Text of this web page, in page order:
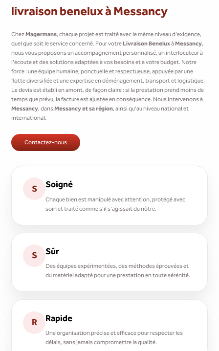
livraison benelux à Messancy
ChezMagermans, chaque projet est traité avec le même niveau d'exigence,
quel que soit le service concerné. Pour votreLivraison BeneluxàMessancy,
nous vous proposons un accompagnement personnalisé, un interlocuteur à
l'écoute et des solutions adaptées à vos besoins et à votre budget. Notre
force : une équipe humaine, ponctuelle et respectueuse, appuyée par une
flotte diversifiée et une expertise en déménagement, transport et logistique.
Le devis est établi en amont, de façon claire : si la prestation prend moins de
temps que prévu, la facture est ajustée en conséquence. Nous intervenons à
Messancy, dansMessancy et sa région, ainsi qu'au niveau national et
international.
Contactez-nous
S Soigné
Chaque bien est manipulé avec attention, protégé avec
soin et traité comme s'il s'agissait du nôtre.
S Sûr
Des équipes expérimentées, des méthodes éprouvées et
du matériel adapté pour une prestation en toute sérénité.
R Rapide
Une organisation précise et efficace pour respecter les
délais, sans jamais compromettre la qualité.